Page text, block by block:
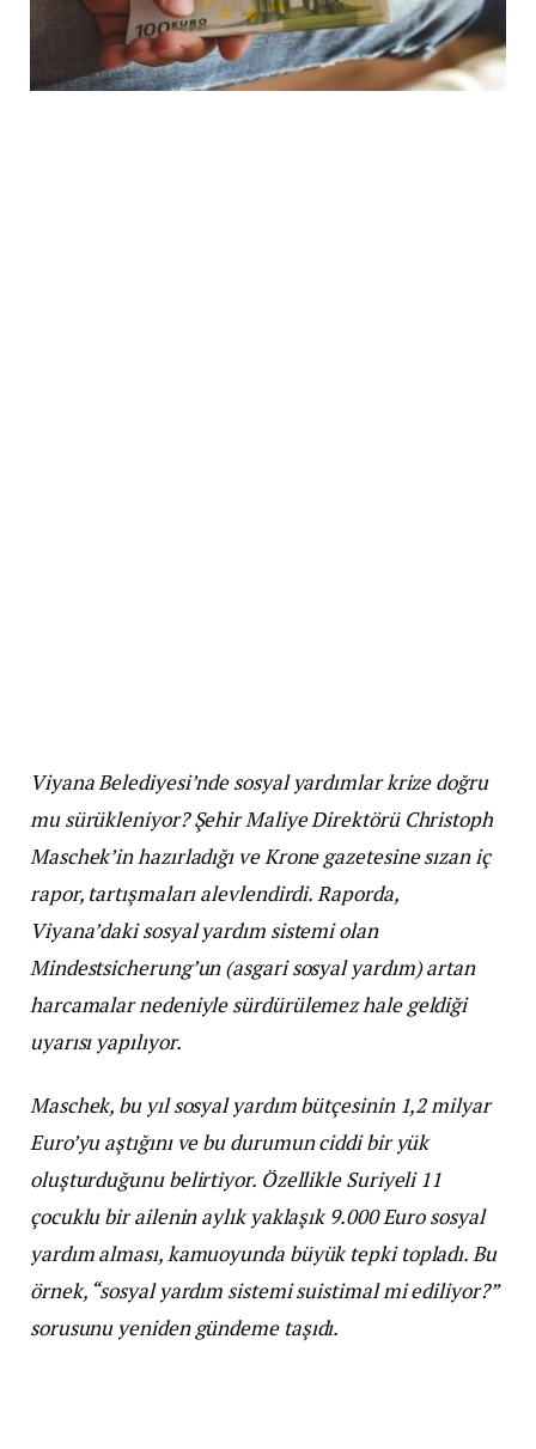
Viyana Belediyesi’nde sosyal yardımlar krize doğru
mu sürükleniyor? Şehir Maliye Direktörü Christoph
Maschek’in hazırladığı ve Krone gazetesine sızan iç
rapor, tartışmaları alevlendirdi. Raporda,
Viyana’daki sosyal yardım sistemi olan
Mindestsicherung’un (asgari sosyal yardım) artan
harcamalar nedeniyle sürdürülemez hale geldiği
uyarısı yapılıyor.
Maschek, bu yıl sosyal yardım bütçesinin 1,2 milyar
Euro’yu aştığını ve bu durumun ciddi bir yük
oluşturduğunu belirtiyor. Özellikle Suriyeli 11
çocuklu bir ailenin aylık yaklaşık 9.000 Euro sosyal
yardım alması, kamuoyunda büyük tepki topladı. Bu
örnek, “sosyal yardım sistemi suistimal mi ediliyor?”
sorusunu yeniden gündeme taşıdı.